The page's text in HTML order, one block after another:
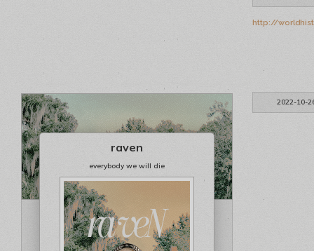
http://
2022-10-
raven
everybody we will die